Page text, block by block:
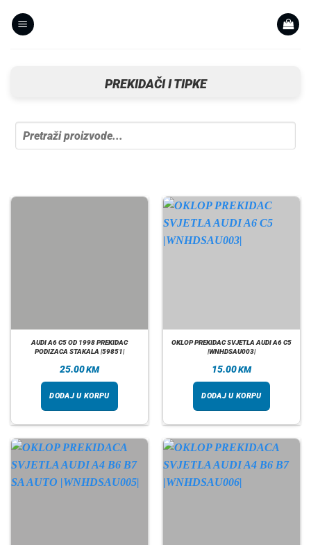
PREKIDAČI I TIPKE
AUDI A6 C5 OD 1998 PREKIDAC
PODIZACA STAKALA |59851|
25.00KM
DODAJ U KORPU
OKLOP PREKIDAC SVJETLA AUDI A6 C5
|WNHDSAU003|
15.00KM
DODAJ U KORPU